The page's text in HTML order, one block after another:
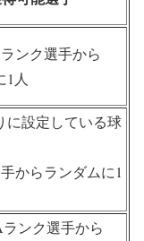
ンク選手から
1人
に設定している球
からランダムに1
ンク選手から